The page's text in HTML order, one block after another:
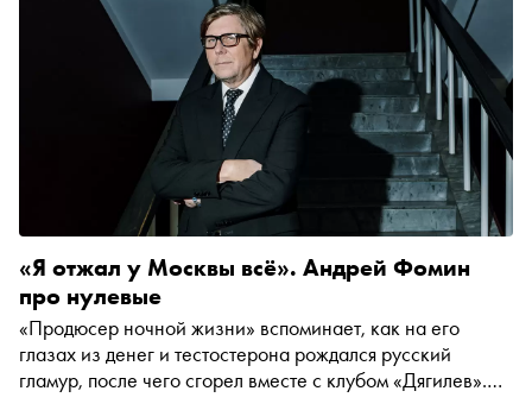
«Я отжал у Москвы всё». Андрей Фомин
про нулевые
«Продюсер ночной жизни» вспоминает, как на его
глазах из денег и тестостерона рождался русский
гламур, после чего сгорел вместе с клубом «Дягилев».